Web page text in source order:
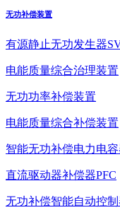
无功补偿装置
有源静止无功发生器
电能质量综合治理装置
无功功率补偿装置
电能质量综合补偿装置
智能无功补偿电力电容
直流驱动器补偿器PFC
无功补偿智能自动控制